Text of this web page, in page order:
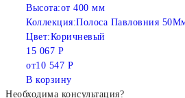
Высота:от 400 мм
Коллекция:Полоса Павловния
Цвет:Коричневый
15 067 Р
от10 547 Р
В корзину
Необходима консультация?